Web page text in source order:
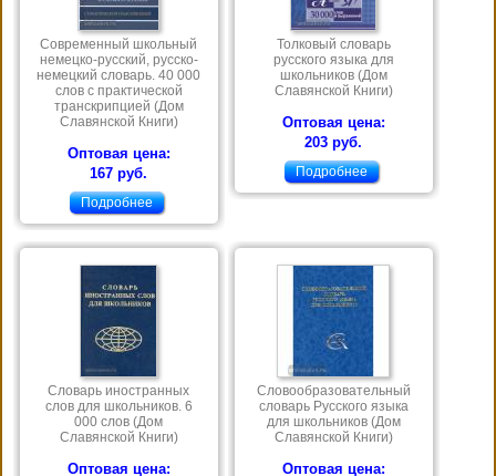
Современный школьный
немецко-русский, русско-
немецкий словарь. 40 000
слов с практической
транскрипцией (Дом
Славянской Книги)
Оптовая цена:
167 руб.
Подробнее
Толковый словарь
русского языка для
школьников (Дом
Славянской Книги)
Оптовая цена:
203 руб.
Подробнее
Словарь иностранных
слов для школьников. 6
000 слов (Дом
Славянской Книги)
Оптовая цена:
Словообразовательный
словарь Русского языка
для школьников (Дом
Славянской Книги)
Оптовая цена: